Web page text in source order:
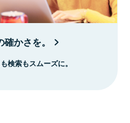
かさを。
検索もスムーズに。